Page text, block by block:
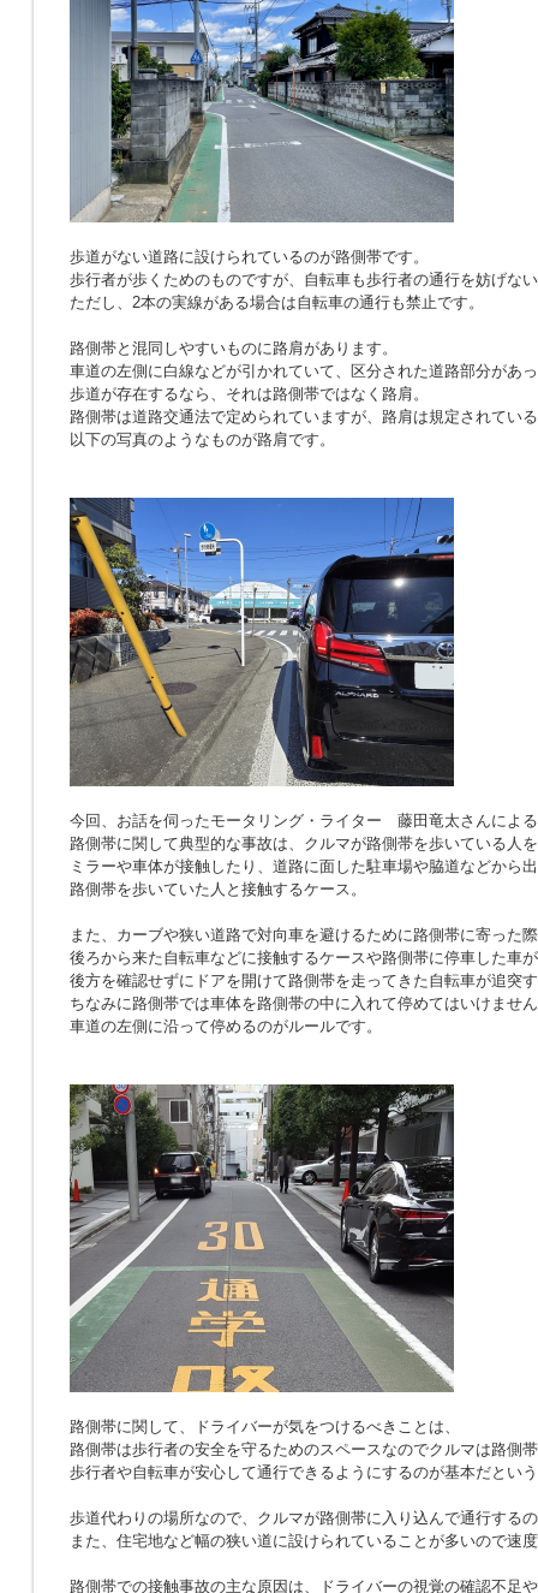
歩道がない道路に設けられているのが路側帯です。
歩行者が歩くためのものですが、自転車も歩行者の通行を妨げな
ただし、2本の実線がある場合は自転車の通行も禁止です。
路側帯と混同しやすいものに路肩があります。
車道の左側に白線などが引かれていて、区分された道路部分があ
歩道が存在するなら、それは路側帯ではなく路肩。
路側帯は道路交通法で定められていますが、路肩は規定されてい
以下の写真のようなものが路肩です。
今回、お話を伺ったモータリング・ライター 藤田竜太さんによ
路側帯に関して典型的な事故は、クルマが路側帯を歩いている人
ミラーや車体が接触したり、道路に面した駐車場や脇道などから
路側帯を歩いていた人と接触するケース。
また、カーブや狭い道路で対向車を避けるために路側帯に寄った
後ろから来た自転車などに接触するケースや路側帯に停車した車
後方を確認せずにドアを開けて路側帯を走ってきた自転車が追突
ちなみに路側帯では車体を路側帯の中に入れて停めてはいけませ
車道の左側に沿って停めるのがルールです。
路側帯に関して、ドライバーが気をつけるべきことは、
路側帯は歩行者の安全を守るためのスペースなのでクルマは路側
歩行者や自転車が安心して通行できるようにするのが基本だとい
歩道代わりの場所なので、クルマが路側帯に入り込んで通行する
また、住宅地など幅の狭い道に設けられていることが多いので速
路側帯での接触事故の主な原因は、ドライバーの視覚の確認不足